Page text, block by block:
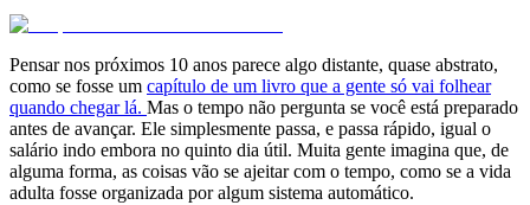
Pensar nos próximos 10 anos parece algo distante, quase abstrato,
como se fosse um capítulo de um livro que a gente só vai folhear
quando chegar lá. Mas o tempo não pergunta se você está preparado
antes de avançar. Ele simplesmente passa, e passa rápido, igual o
salário indo embora no quinto dia útil. Muita gente imagina que, de
alguma forma, as coisas vão se ajeitar com o tempo, como se a vida
adulta fosse organizada por algum sistema automático.